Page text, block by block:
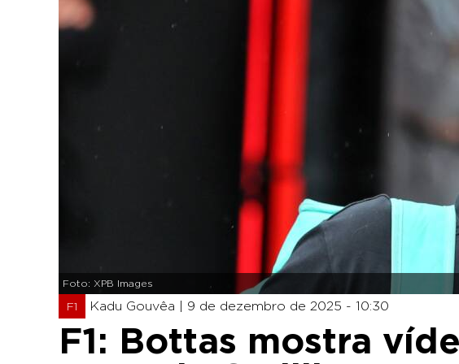
Foto: XPB Images
F1 Kadu Gouvêa | 9 de dezembro de 2025 - 10:30
F1: Bottas mostra